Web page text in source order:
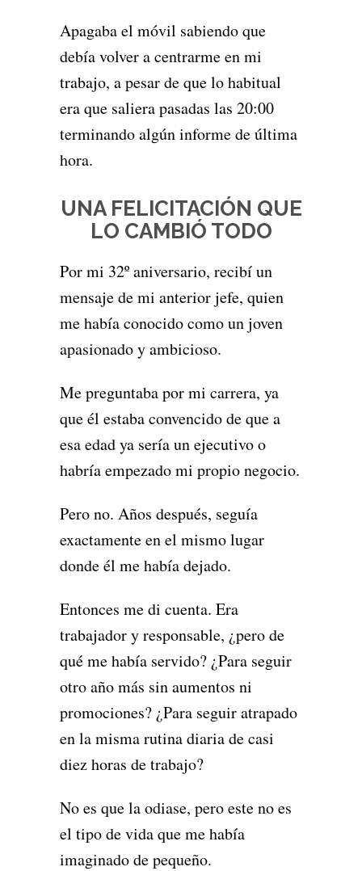
Apagaba el móvil sabiendo que
debía volver a centrarme en mi
trabajo, a pesar de que lo habitual
era que saliera pasadas las 20:00
terminando algún informe de última
hora.
UNA FELICITACIÓN QUE
LO CAMBIÓ TODO
Por mi 32º aniversario, recibí un
mensaje de mi anterior jefe, quien
me había conocido como un joven
apasionado y ambicioso.
Me preguntaba por mi carrera, ya
que él estaba convencido de que a
esa edad ya sería un ejecutivo o
habría empezado mi propio negocio.
Pero no. Años después, seguía
exactamente en el mismo lugar
donde él me había dejado.
Entonces me di cuenta. Era
trabajador y responsable, ¿pero de
qué me había servido? ¿Para seguir
otro año más sin aumentos ni
promociones? ¿Para seguir atrapado
en la misma rutina diaria de casi
diez horas de trabajo?
No es que la odiase, pero este no es
el tipo de vida que me había
imaginado de pequeño.